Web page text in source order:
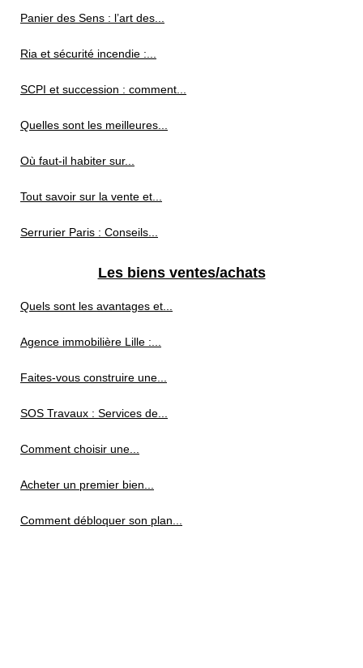
Panier des Sens : l’art des...
Ria et sécurité incendie :...
SCPI et succession : comment...
Quelles sont les meilleures...
Où faut-il habiter sur...
Tout savoir sur la vente et...
Serrurier Paris : Conseils...
Les biens ventes/achats
Quels sont les avantages et...
Agence immobilière Lille :...
Faites-vous construire une...
SOS Travaux : Services de...
Comment choisir une...
Acheter un premier bien...
Comment débloquer son plan...